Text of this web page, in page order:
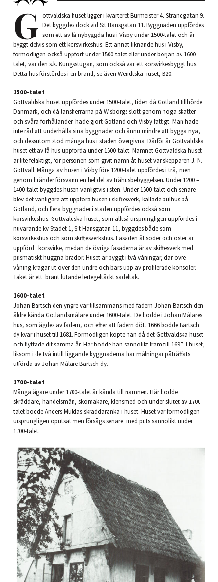
G ottvaldska huset ligger i kvarteret Burmeister 4, Strandgatan 9.
Det byggdes dock vid S:t Hansgatan 11. Byggnaden uppfördes
som ett av få nybyggda hus i Visby under 1500-talet och är
byggt delvis som ett korsvirkeshus. Ett annat liknande hus i Visby,
förmodligen också uppfört under 1500-talet eller under början av 1600-
talet, var den s.k. Kungsstugan, som också var ett korsvirkesbyggt hus.
Detta hus förstördes i en brand, se även Wendtska huset, B20.
1500-talet
Gottvaldska huset uppfördes under 1500-talet, tiden då Gotland tillhörde
Danmark, och då länsherrarna på Wisborgs slott genom höga skatter
och svåra förhållanden hade gjort Gotland och Visby fattigt. Man hade
inte råd att underhålla sina byggnader och ännu mindre att bygga nya,
och dessutom stod många hus i staden övergivna. Därför är Gottvaldska
huset ett av få hus uppförda under 1500-talet. Namnet Gottvaldska huset
är lite felaktigt, för personen som givit namn åt huset var skepparen J. N.
Gottvall. Många av husen i Visby före 1200-talet uppfördes i trä, men
genom bränder försvann en hel del av trähusbebyggelsen. Under 1200 –
1400-talet byggdes husen vanligtvis i sten. Under 1500-talet och senare
blev det vanligare att uppföra husen i skiftesverk, kallade bulhus på
Gotland, och flera byggnader i staden uppfördes också som
korsvirkeshus. Gottvaldska huset, som alltså ursprungligen uppfördes i
nuvarande kv Städet 1, S:t Hansgatan 11, byggdes både som
korsvirkeshus och som skiftesverkshus. Fasaden åt söder och öster är
uppförd i korsvirke, medan de övriga fasaderna är av skiftesverk med
prismatiskt huggna brädor. Huset är byggt i två våningar, där övre
våning kragar ut över den undre och bärs upp av profilerade konsoler.
Taket är ett brant lutande lertegeltäckt sadeltak.
1600-talet
Johan Bartsch den yngre var tillsammans med fadern Johan Bartsch den
äldre kända Gotlandsmålare under 1600-talet. De bodde i Johan Målares
hus, som ägdes av fadern, och efter att fadern dött 1666 bodde Bartsch
dy kvar i huset till 1681. Förmodligen köpte han då det Gottvaldska huset
och flyttade dit samma år. Här bodde han sannolikt fram till 1697. I huset,
liksom i de två intill liggande byggnaderna har målningar påträffats
utförda av Johan Målare Bartsch dy.
1700-talet
Många ägare under 1700-talet är kända till namnen. Här bodde
skräddare, handelsmän, skomakare, klensmed och under slutet av 1700-
talet bodde Anders Muldas skräddaränka i huset. Huset var förmodligen
ursprungligen oputsat men försågs senare med puts sannolikt under
1700-talet.